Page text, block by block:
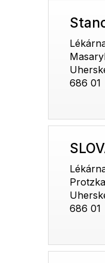
686 01
686 01